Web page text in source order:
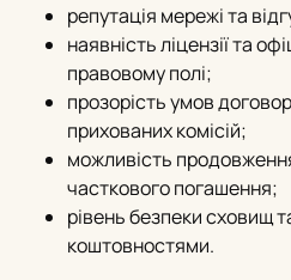
репутація мережі та
наявність ліцензії та
правовому полі;
прозорість умов
прихованих комісій;
можливість
часткового погашення;
рівень безпеки сховищ
коштовностями.